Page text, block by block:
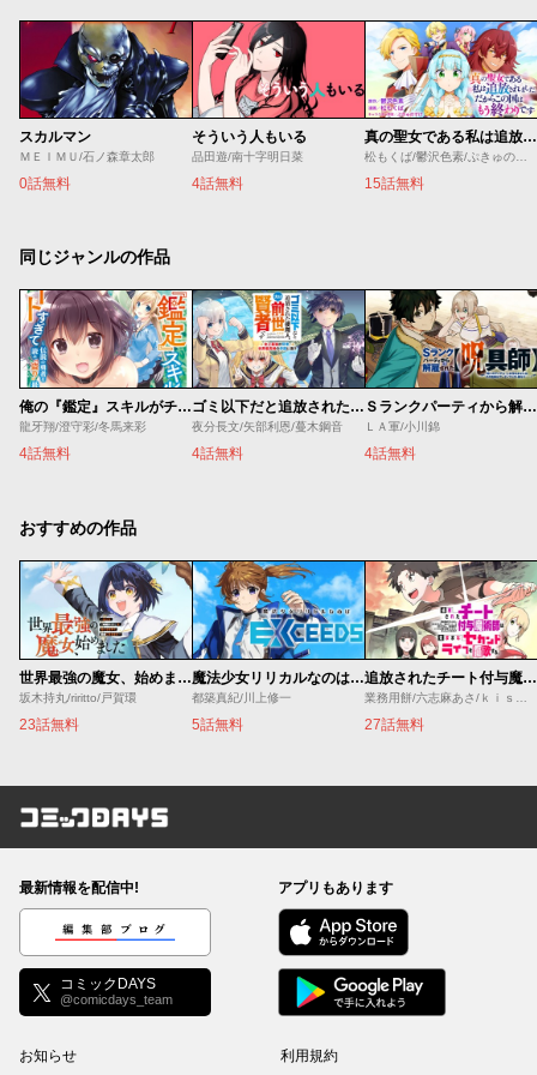
スカルマン
ＭＥＩＭＵ/石ノ森章太郎
0話無料
そういう人もいる
品田遊/南十字明日菜
4話無料
真の聖女である私は追放されました。だからこの国はもう終わりです
松もくば/鬱沢色素/ぷきゅのすけ
15話無料
同じジャンルの作品
俺の『鑑定』スキルがチートすぎて
龍牙翔/澄守彩/冬馬来彩
4話無料
ゴミ以下だと追放された使用人、実は前世賢者です ～史上最強の賢者、世界最高峰の学園に通う～
夜分長文/矢部利恩/蔓木鋼音
4話無料
Ｓランクパーティから解雇された【呪具師】～『呪いのアイテム』しか作れませんが、その性能はアーティファクト級なり……！～
ＬＡ軍/小川錦
4話無料
おすすめの作品
世界最強の魔女、始めました ～私だけ『攻略サイト』を見れる世界で自由に生きます～
坂木持丸/riritto/戸賀環
23話無料
魔法少女リリカルなのは EXCEEDS
都築真紀/川上修一
5話無料
追放されたチート付与魔術師は気ままなセカンドライフを謳歌する。 ～俺は武器だけじゃなく、あらゆるものに『強化ポイント』を付与できるし、俺の意思でいつでも効果を解除できるけど、残った人たち大丈夫？～
27話無料
コミックDAYS
最新情報を配信中!
編集部ブログ
コミックDAYS
@comicdays_team
アプリもあります
お知らせ 利用規約